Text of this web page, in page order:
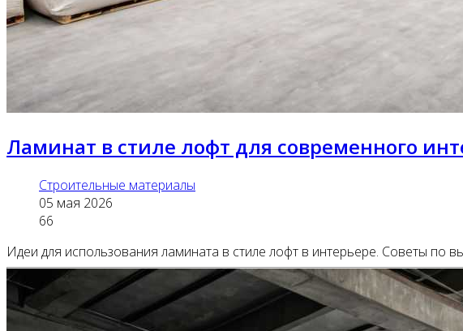
Ламинат в стиле лофт для современного
Строительные материалы
05 мая 2026
66
Идеи для использования ламината в стиле лофт в интерьере. Советы по